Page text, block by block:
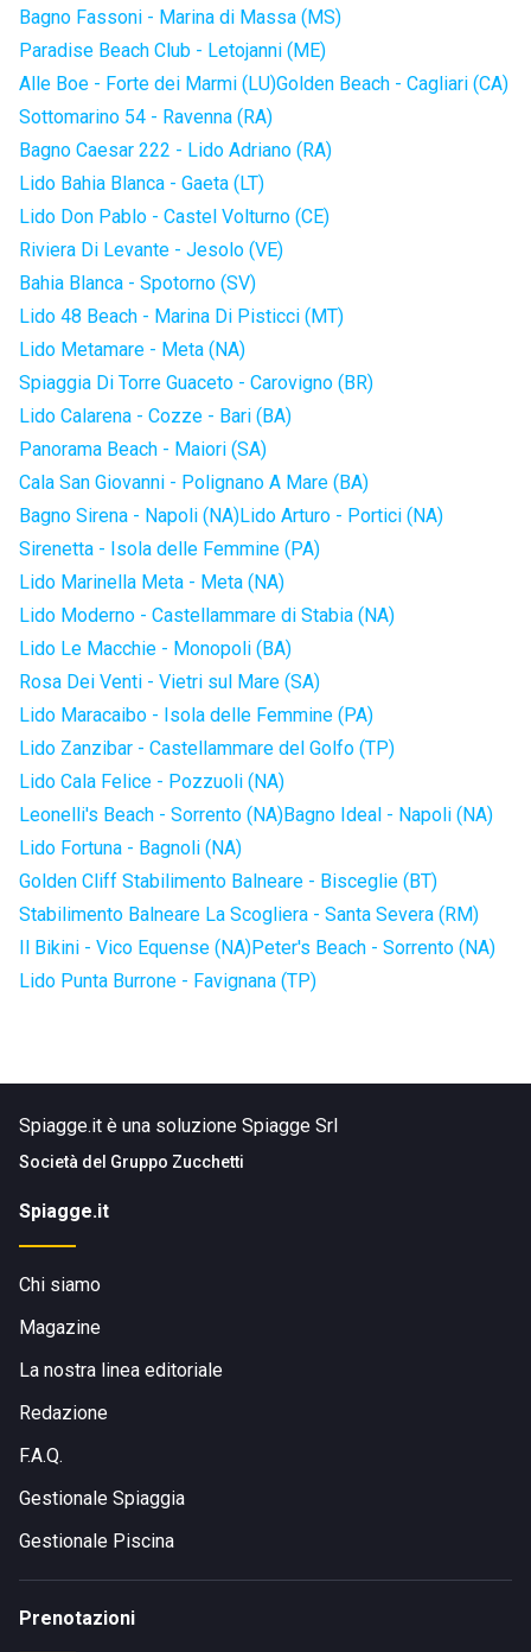
Bagno Fassoni - Marina di Massa (MS)
Paradise Beach Club - Letojanni (ME)
Alle Boe - Forte dei Marmi (LU)Golden Beach - Cagliari (CA)
Sottomarino 54 - Ravenna (RA)
Bagno Caesar 222 - Lido Adriano (RA)
Lido Bahia Blanca - Gaeta (LT)
Lido Don Pablo - Castel Volturno (CE)
Riviera Di Levante - Jesolo (VE)
Bahia Blanca - Spotorno (SV)
Lido 48 Beach - Marina Di Pisticci (MT)
Lido Metamare - Meta (NA)
Spiaggia Di Torre Guaceto - Carovigno (BR)
Lido Calarena - Cozze - Bari (BA)
Panorama Beach - Maiori (SA)
Cala San Giovanni - Polignano A Mare (BA)
Bagno Sirena - Napoli (NA)Lido Arturo - Portici (NA)
Sirenetta - Isola delle Femmine (PA)
Lido Marinella Meta - Meta (NA)
Lido Moderno - Castellammare di Stabia (NA)
Lido Le Macchie - Monopoli (BA)
Rosa Dei Venti - Vietri sul Mare (SA)
Lido Maracaibo - Isola delle Femmine (PA)
Lido Zanzibar - Castellammare del Golfo (TP)
Lido Cala Felice - Pozzuoli (NA)
Leonelli's Beach - Sorrento (NA)Bagno Ideal - Napoli (NA)
Lido Fortuna - Bagnoli (NA)
Golden Cliff Stabilimento Balneare - Bisceglie (BT)
Stabilimento Balneare La Scogliera - Santa Severa (RM)
Il Bikini - Vico Equense (NA)Peter's Beach - Sorrento (NA)
Lido Punta Burrone - Favignana (TP)
Spiagge.it è una soluzione Spiagge Srl
Società del Gruppo Zucchetti
Spiagge.it
Chi siamo
Magazine
La nostra linea editoriale
Redazione
F.A.Q.
Gestionale Spiaggia
Gestionale Piscina
Prenotazioni